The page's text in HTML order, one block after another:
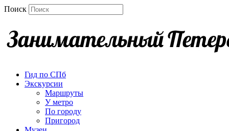
Поиск
Гид по СПб
Экскурсии
Маршруты
У метро
По городу
Пригород